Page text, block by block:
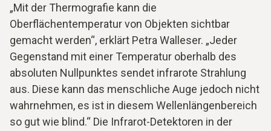
„Mit der Thermografie kann die
Oberflächentemperatur von Objekten sichtbar
gemacht werden“, erklärt Petra Walleser. „Jeder
Gegenstand mit einer Temperatur oberhalb des
absoluten Nullpunktes sendet infrarote Strahlung
aus. Diese kann das menschliche Auge jedoch nicht
wahrnehmen, es ist in diesem Wellenlängenbereich
so gut wie blind.“ Die Infrarot-Detektoren in der